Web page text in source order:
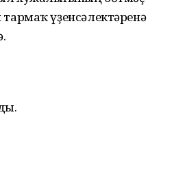
үҙенсәлектәренә